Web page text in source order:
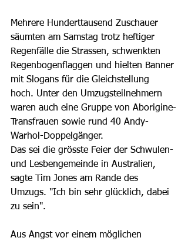
Mehrere Hunderttausend Zuschauer
säumten am Samstag trotz heftiger
Regenfälle die Strassen, schwenkten
Regenbogenflaggen und hielten Banner
mit Slogans für die Gleichstellung
hoch. Unter den Umzugsteilnehmern
waren auch eine Gruppe von Aborigine-
Transfrauen sowie rund 40 Andy-
Warhol-Doppelgänger.
Das sei die grösste Feier der Schwulen-
und Lesbengemeinde in Australien,
sagte Tim Jones am Rande des
Umzugs. "Ich bin sehr glücklich, dabei
zu sein".
Aus Angst vor einem möglichen